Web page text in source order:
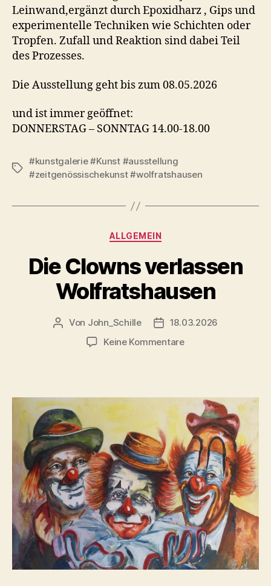
Leinwand,ergänzt durch Epoxidharz , Gips und
experimentelle Techniken wie Schichten oder
Tropfen. Zufall und Reaktion sind dabei Teil
des Prozesses.
Die Ausstellung geht bis zum 08.05.2026
und ist immer geöffnet:
DONNERSTAG – SONNTAG 14.00-18.00
Schlagwörter
#kunstgalerie #Kunst #ausstellung
#zeitgenössischekunst #wolfratshausen
Kategorien
ALLGEMEIN
Die Clowns verlassen
Wolfratshausen
Beitragsautor
Von John_Schille Veröffentlichungsdatum
18.03.2026
Keine Kommentarezu
Wolfratshausen